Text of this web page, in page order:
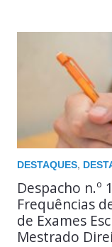
DESTAQUES,
Despacho n.º
Frequências
de Exames
Mestrado